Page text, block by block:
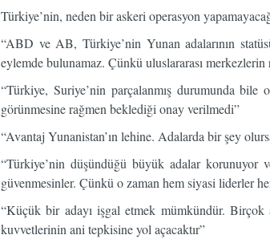
Türkiye’nin, neden bir askeri operasyon
“ABD ve AB, Türkiye’nin Yunan adalarının
eylemde bulunamaz. Çünkü uluslararası merkezlerin
“Türkiye, Suriye’nin parçalanmış durumunda
görünmesine rağmen beklediği onay verilmedi”
“Avantaj Yunanistan’ın lehine. Adalarda bir şey
“Türkiye’nin düşündüğü büyük adalar korunuyor
güvenmesinler. Çünkü o zaman hem siyasi liderler
“Küçük bir adayı işgal etmek mümkündür.
kuvvetlerinin ani tepkisine yol açacaktır”